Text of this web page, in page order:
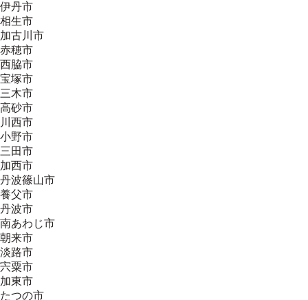
伊丹市
相生市
加古川市
赤穂市
西脇市
宝塚市
三木市
高砂市
川西市
小野市
三田市
加西市
丹波篠山市
養父市
丹波市
南あわじ市
朝来市
淡路市
宍粟市
加東市
たつの市